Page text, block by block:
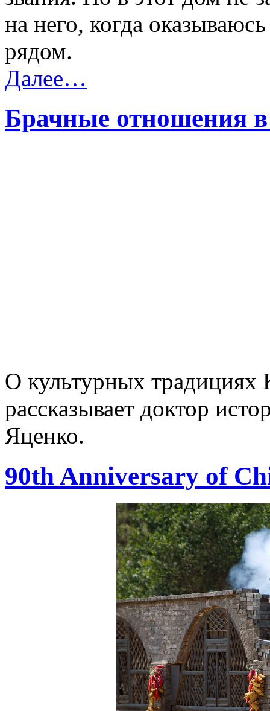
на него, когда оказываюсь
рядом.
Далее…
Брачные отношения в
О культурных традициях
рассказывает доктор
Яценко.
90th Anniversary of